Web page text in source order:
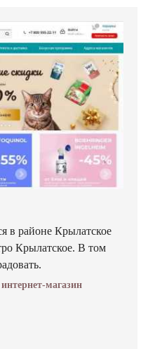
в районе Крылатское
Крылатское. В том
магазин